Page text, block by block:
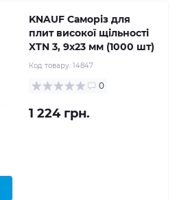
KNAUF Саморіз для
плит високої щільності
XTN 3, 9x23 мм (1000 шт)
Код товару: 14847
0
1 224 грн.